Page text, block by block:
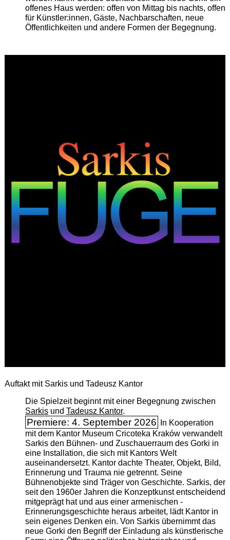
offenes Haus werden: offen von Mittag bis nachts, offen
für Künstler:innen, Gäste, Nachbarschaften, neue
Öffentlichkeiten und andere Formen der Begegnung.
Auftakt mit Sarkis und Tadeusz Kantor
Die Spielzeit beginnt mit einer Begegnung zwischen
Sarkisund Tadeusz Kantor.
Premiere: 4. September 2026
In Kooperation
mit dem Kantor Museum Cricoteka Kraków verwandelt
Sarkis den Bühnen- und Zuschauerraum des Gorki in
eine Installation, die sich mit Kantors Welt
auseinandersetzt. Kantor dachte Theater, Objekt, Bild,
Erinnerung und Trauma nie getrennt. Seine
Bühnenobjekte sind Träger von Geschichte. Sarkis, der
seit den 1960er Jahren die Konzeptkunst entscheidend
mitgeprägt hat und aus einer armenischen ­
Erinnerungsgeschichte heraus arbeitet, lädt Kantor in
sein eigenes Denken ein. Von Sarkis übernimmt das
neue Gorki den Begriff der Einladung als künstlerische